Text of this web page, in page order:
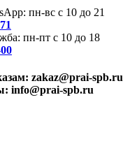
пн-вс с 10 до 21
пн-пт с 10 до 18
zakaz@prai-spb.ru
info@prai-spb.ru